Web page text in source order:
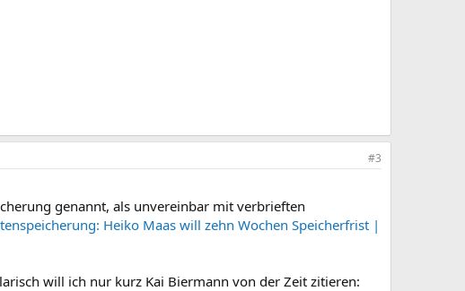
#3
genannt, als unvereinbar mit verbrieften
Heiko Maas will zehn Wochen Speicherfrist |
will ich nur kurz Kai Biermann von der Zeit zitieren: